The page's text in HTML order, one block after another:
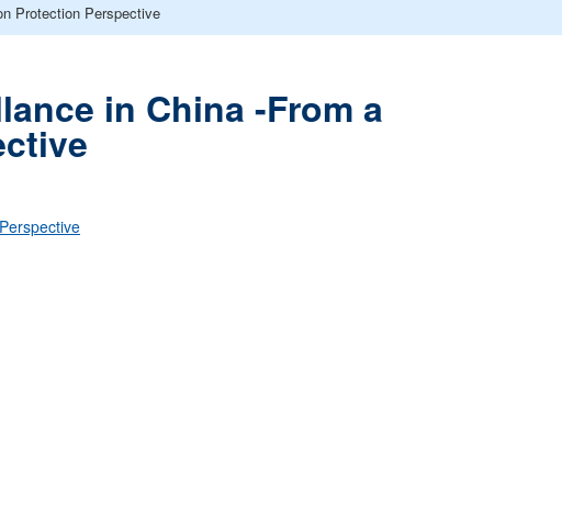
Protection Perspective
in China -From a